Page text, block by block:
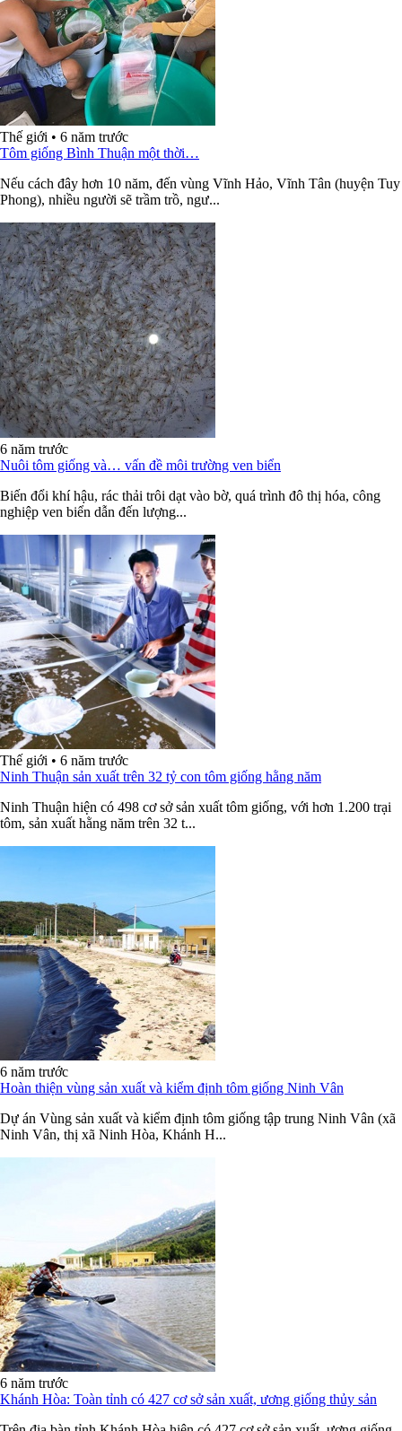
Thế giới • 6 năm trước
Tôm giống Bình Thuận một thời…
Nếu cách đây hơn 10 năm, đến vùng Vĩnh Hảo, Vĩnh Tân (huyện Tuy
Phong), nhiều người sẽ trầm trồ, ngư...
6 năm trước
Nuôi tôm giống và… vấn đề môi trường ven biển
Biến đổi khí hậu, rác thải trôi dạt vào bờ, quá trình đô thị hóa, công
nghiệp ven biển dẫn đến lượng...
Thế giới • 6 năm trước
Ninh Thuận sản xuất trên 32 tỷ con tôm giống hằng năm
Ninh Thuận hiện có 498 cơ sở sản xuất tôm giống, với hơn 1.200 trại
tôm, sản xuất hằng năm trên 32 t...
6 năm trước
Hoàn thiện vùng sản xuất và kiểm định tôm giống Ninh Vân
Dự án Vùng sản xuất và kiểm định tôm giống tập trung Ninh Vân (xã
Ninh Vân, thị xã Ninh Hòa, Khánh H...
6 năm trước
Khánh Hòa: Toàn tỉnh có 427 cơ sở sản xuất, ương giống thủy sản